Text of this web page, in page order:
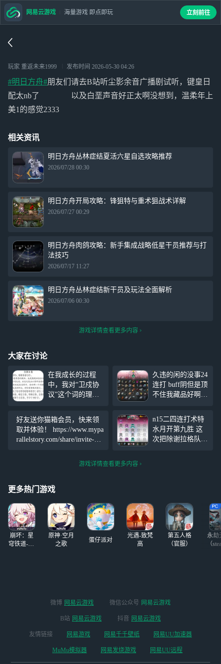
玩家 重返未来1999 发布时间 2026-05-30 04:26
#明日方舟#朋友们请去B站听尘影余音广播剧试听，键皇日
配太nb了 以及白垩声音好正太啊没想到，温柔年上
美1的感觉2333
相关资讯
明日方舟丛林症结夏活六星自选攻略推荐
2026/07/28 00:30
明日方舟开局攻略：锋狙特与重术狙战术详解
2026/07/27 00:29
明日方舟肉鸽攻略：新手集成战略低星干员推荐与打
法技巧
2026/07/17 11:27
明日方舟丛林症结新干员及玩法全面解析
2026/07/06 00:30
游戏详情查看更多内容
大家在讨论
在我成长的过程
中，我对“卫戍协
议”这个词的理解
曾以为它是蠕动的
区，是爱布拉娜大
阅兵，是飞天轰炸
大盘鸡，是杰斯顿
块钱的红刀，是莱
蠕动的隐匿怪……
现在我才
久违的闲的没事24
连打 buff阴但是顶
不住我藏品好啊
的很好玩 我们恐
怖老奶真的很好用
好友送你猫箱会员，快来领
取并体验！ https://www.mypa
rallelstory.com/share/invite-gro
n15二四连打术特
水月开第九胜 这
次把除谢拉格队以
+初雪五层才精二
+六层树洞很石，
藏品也没凑多少，
但
游戏详情查看更多内容
更多热门游戏
崩坏：星
穹铁道-4.4
原神·空月
之歌
蛋仔派对
光遇-致梵
高
第五人格
（官服）
永劫
（
网易云游戏 海量游戏 即点即玩 立刻前往
微博 网易云游戏 微信公众号 网易云游戏
B站 网易云游戏 抖音 网易云游戏
友情链接 网易游戏 网易千千壁纸 网易UU加速器
MuMu模拟器 网易发烧游戏 网易UU远程